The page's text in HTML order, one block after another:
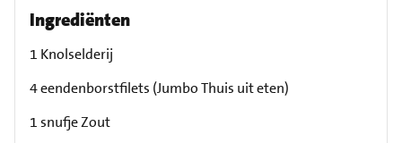
Ingrediënten
1 Knolselderij
4 eendenborstfilets (Jumbo Thuis uit eten)
1 snufje Zout